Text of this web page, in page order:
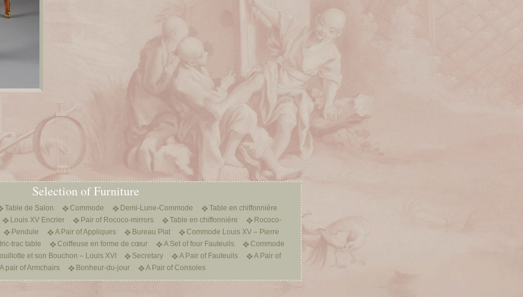
Selection of Furniture
Table de Salon Commode Demi-Lune-Commode
Table en chiffonnière
Louis XV Encrier Pair of Rococo-mirrors Table en chiffonnière
Rococo-
Pendule A Pair of Appliques Bureau Plat
Commode Louis XV – Pierre
trac table Coiffeuse en forme de cœur A Set of four Fauteuils
Commode
et son Bouchon – Louis XVI Secretary A Pair of Fauteuils
A Pair of
A pair of Armchairs Bonheur-du-jour A Pair of Consoles